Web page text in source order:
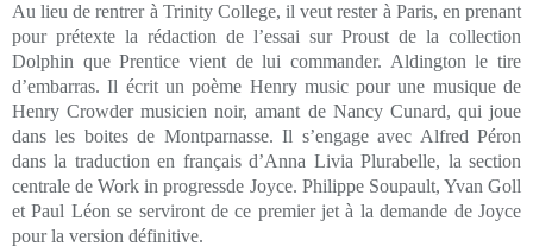
Au lieu de rentrer à Trinity College, il veut rester à Paris, en prenant
pour prétexte la rédaction de l’essai sur Proust de la collection
Dolphin que Prentice vient de lui commander. Aldington le tire
d’embarras. Il écrit un poème Henry music pour une musique de
Henry Crowder musicien noir, amant de Nancy Cunard, qui joue
dans les boites de Montparnasse. Il s’engage avec Alfred Péron
dans la traduction en français d’Anna Livia Plurabelle, la section
centrale de Work in progressde Joyce. Philippe Soupault, Yvan Goll
et Paul Léon se serviront de ce premier jet à la demande de Joyce
pour la version définitive.